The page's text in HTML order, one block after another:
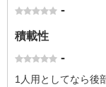
-
積載性
-
1人用としてなら後